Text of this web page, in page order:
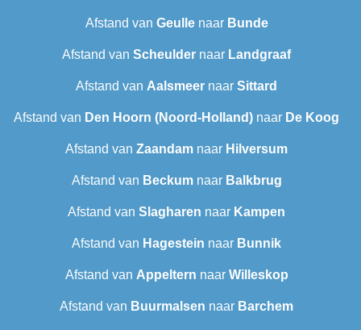
Afstand van Geullenaar Bunde
Afstand van Scheulder naar Landgraaf
Afstand van Aalsmeer naar Sittard
Afstand van Den Hoorn (Noord-Holland) naar De Koog
Afstand van Zaandam naar Hilversum
Afstand van Beckumnaar Balkbrug
Afstand van Slagharen naar Kampen
Afstand van Hagestein naar Bunnik
Afstand van Appeltern naar Willeskop
Afstand van Buurmalsen naar Barchem